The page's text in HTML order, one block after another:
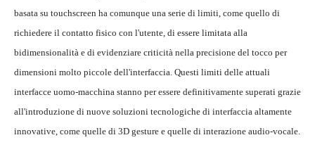
basata su touchscreen ha comunque una serie di limiti, come quello di
richiedere il contatto fisico con l'utente, di essere limitata alla
bidimensionalità e di evidenziare criticità nella precisione del tocco per
dimensioni molto piccole dell'interfaccia. Questi limiti delle attuali
interfacce uomo-macchina stanno per essere definitivamente superati grazie
all'introduzione di nuove soluzioni tecnologiche di interfaccia altamente
innovative, come quelle di 3D gesture e quelle di interazione audio-vocale.